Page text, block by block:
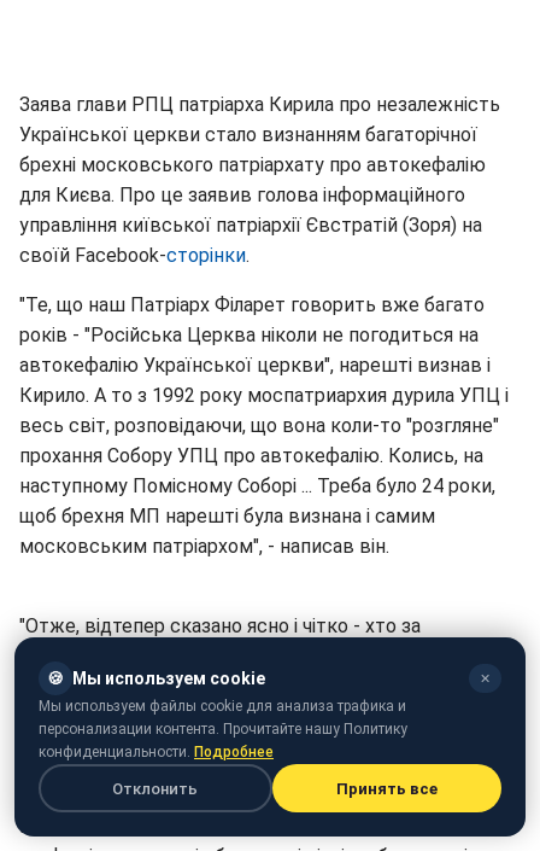
Заява глави РПЦ патріарха Кирила про незалежність
Української церкви стало визнанням багаторічної
брехні московського патріархату про автокефалію
для Києва. Про це заявив голова інформаційного
управління київської патріархії Євстратій (Зоря) на
своїй Facebook-сторінки.
"Те, що наш Патріарх Філарет говорить вже багато
років - "Російська Церква ніколи не погодиться на
автокефалію Української церкви", нарешті визнав і
Кирило. А то з 1992 року моспатриархия дурила УПЦ і
весь світ, розповідаючи, що вона коли-то "розгляне"
прохання Собору УПЦ про автокефалію. Колись, на
наступному Помісному Соборі ... Треба було 24 роки,
щоб брехня МП нарешті була визнана і самим
московським патріархом", - написав він.
"Отже, відтепер сказано ясно і чітко - хто за
Тому всім "автокефалістам в УПЦ" час визначатися -
вони за Українську церкву в Україні або за
московську", - зазначив Євстратій.
Також священнослужитель навів випадок в історії,
коли Великий Московський собор вже зрадив
🍪 Мы используем cookie ✕
Мы используем файлы cookie для анализа трафика и
персонализации контента. Прочитайте нашу Политику
конфиденциальности. Подробнее
Отклонить Принять все